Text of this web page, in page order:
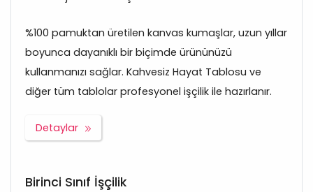
%100 pamuktan üretilen kanvas kumaşlar, uzun yıllar
boyunca dayanıklı bir biçimde ürününüzü
kullanmanızı sağlar. Kahvesiz Hayat Tablosu ve
diğer tüm tablolar profesyonel işçilik ile hazırlanır.
Detaylar
Birinci Sınıf İşçilik